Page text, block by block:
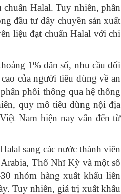
chuẩn Halal. Tuy nhiên, phần
đầu tư dây chuyền sản xuất
liệu đạt chuẩn Halal với chi
1% dân số, nhu cầu đối
của người tiêu dùng về an
phối thông qua hệ thống
quy mô tiêu dùng nội địa
Nam hiện nay vẫn đến từ
sang các nước thành viên
Thổ Nhĩ Kỳ và một số
nhóm hàng xuất khẩu liên
Tuy nhiên, giá trị xuất khẩu